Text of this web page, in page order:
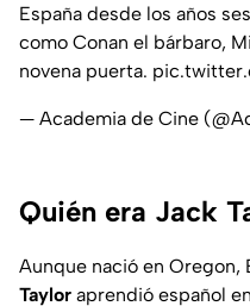
España desde los años
como Conan el bárbaro,
novena puerta.
— Academia de Cine
Quién era Jack
Aunque nació en Oregon,
Taylor aprendió español